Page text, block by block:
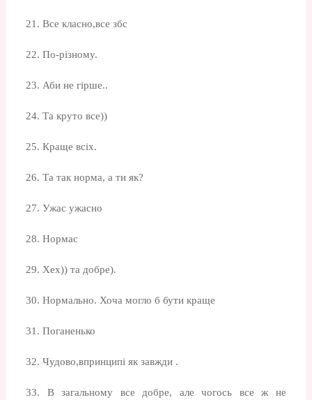
21. Все класно,все збс
22. По-різному.
23. Аби не гірше..
24. Та круто все))
25. Краще всіх.
26. Та так норма, а ти як?
27. Ужас ужасно
28. Нормас
29. Хех)) та добре).
30. Нормально. Хоча могло б бути краще
31. Поганенько
32. Чудово,впринципі як завжди .
33. В загальному все добре, але чогось все ж не